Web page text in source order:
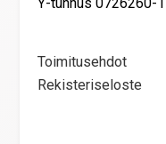
Toimitusehdot
Rekisteriseloste